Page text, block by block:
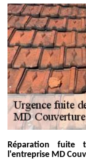
Réparation fuite
l'entreprise MD